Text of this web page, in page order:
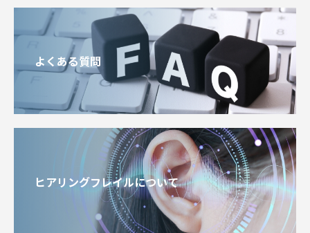
よくある質問
ヒアリングフレイルについて